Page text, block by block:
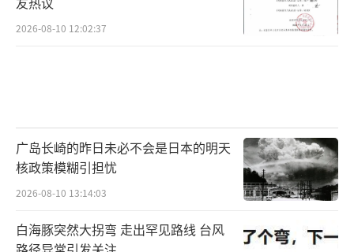
2026-08-10 12:02:37
广岛长崎的昨日未必不会是日本的明天
核政策模糊引担忧
2026-08-10 13:14:03
白海豚突然大拐弯 走出罕见路线 台风